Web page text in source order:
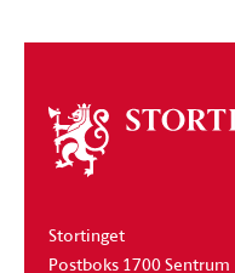
Om
stortinget
Stortinget
Postboks 1700 Sentrum